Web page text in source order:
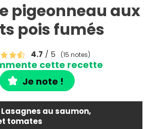
pigeonneau aux
pois fumés
4.7 / 5 (15 notes)
cette recette
Je note !
Lasagnes au saumon,
tomates